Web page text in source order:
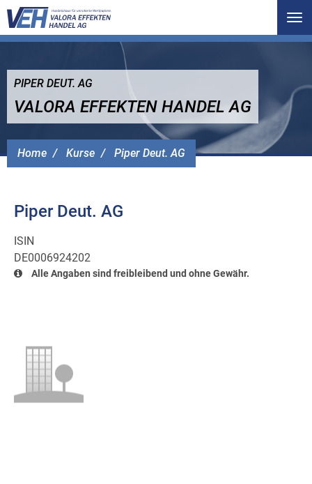
Home Kurse Piper Deut. AG
PIPER DEUT. AG
VALORA EFFEKTEN HANDEL AG
Piper Deut. AG
ISIN
DE0006924202
Alle Angaben sind freibleibend und ohne Gewähr.